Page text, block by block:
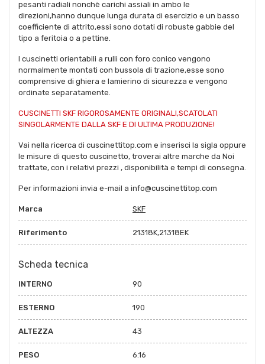
pesanti radiali nonchè carichi assiali in ambo le
direzioni,hanno dunque lunga durata di esercizio e un basso
coefficiente di attrito,essi sono dotati di robuste gabbie del
tipo a feritoia o a pettine.
I cuscinetti orientabili a rulli con foro conico vengono
normalmente montati con bussola di trazione,esse sono
comprensive di ghiera e lamierino di sicurezza e vengono
ordinate separatamente.
CUSCINETTI SKF RIGOROSAMENTE ORIGINALI,SCATOLATI
SINGOLARMENTE DALLA SKF E DI ULTIMA PRODUZIONE!
Vai nella ricerca di cuscinettitop.com e inserisci la sigla oppure
le misure di questo cuscinetto, troverai altre marche da Noi
trattate, con i relativi prezzi , disponibilità e tempi di consegna.
Per informazioni invia e-mail a info@cuscinettitop.com
Marca SKF
Riferimento 21318K,21318EK
Scheda tecnica
INTERNO 90
ESTERNO 190
ALTEZZA 43
PESO 6.16